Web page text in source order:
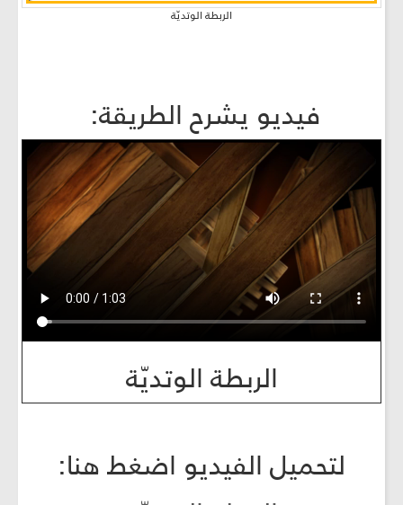
الربطة الوتديّة
فيديو يشرح الطريقة:
الربطة الوتديّة
لتحميل الفيديو اضغط هنا: